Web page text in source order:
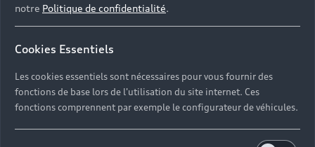
Flotte automobile
Functions on Demand
Action de Service EA 189
Audi Assistance
Campagne de rappel Airbag Takata
myAudi experience
Carrières
Système de lanceur d'alerte
Devis & RDV entretien en ligne
Opérateurs indépendants
Réseau Audi
Recevez toute l'actualité Audi
notre Politique de confidentialité.
Cookies Essentiels
Les cookies essentiels sont nécessaires pour vous fournir des
fonctions de base lors de l'utilisation du site internet. Ces
fonctions comprennent par exemple le configurateur de véhicules.